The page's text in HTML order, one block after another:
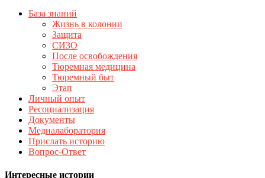
База знаний
Жизнь в колонии
Защита
СИЗО
После освобождения
Тюремная медицина
Тюремный быт
Этап
Личный опыт
Ресоциализация
Документы
Медиалаборатория
Прислать историю
Вопрос-Ответ
Интересные истории